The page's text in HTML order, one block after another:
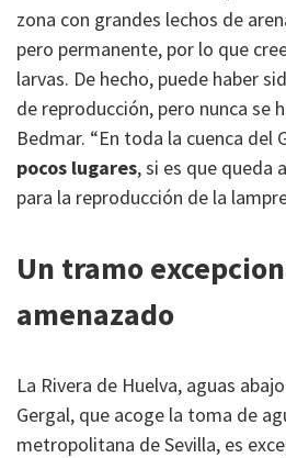
zona con grandes lechos de
pero permanente, por lo que
larvas. De hecho, puede haber
de reproducción, pero nunca se
Bedmar. “En toda la cuenca del
pocos lugares, si es que queda
para la reproducción de la
Un tramo
amenazado
La Rivera de Huelva, aguas
Gergal, que acoge la toma de
metropolitana de Sevilla, es